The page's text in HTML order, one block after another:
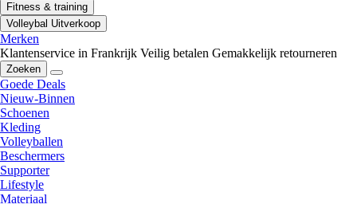
Fitness & training
Volleybal Uitverkoop
Merken
Klantenservice in Frankrijk Veilig betalen Gemakkelijk retourneren
Zoeken
Goede Deals
Nieuw-Binnen
Schoenen
Kleding
Volleyballen
Beschermers
Supporter
Lifestyle
Materiaal